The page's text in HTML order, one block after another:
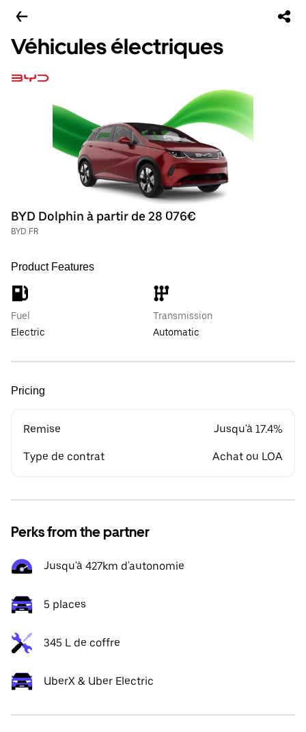
Véhicules électriques
BYD Dolphin à partir de 28 076€
BYD FR
Product Features
Fuel
Electric
Transmission
Automatic
Pricing
Remise Jusqu'à 17.4%
Type de contrat Achat ou LOA
Perks from the partner
Jusqu'à 427km d'autonomie
5 places
345 L de coffre
UberX & Uber Electric